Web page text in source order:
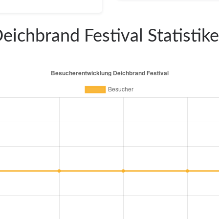
Festival